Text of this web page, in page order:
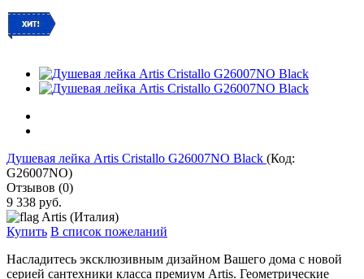
Душевая лейка Artis Cristallo G26007NO Black (Код:
G26007NO)
Отзывов (0)
9 338 руб.
Artis (Италия)
Купить В список пожеланий
Насладитесь эксклюзивным дизайном Вашего дома с новой
серией сантехники класса премиум Artis. Геометрические